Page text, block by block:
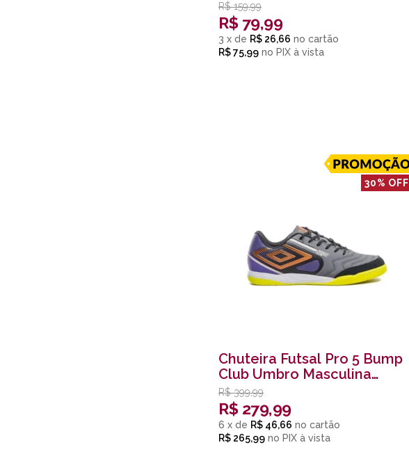
R$ 159,99
R$ 79,99
3 x de R$ 26,66
R$ 75,99 no PIX
30% OFF
Chuteira Futsal Pro 5 Bump
Club Umbro Masculina
Grafite e Preto
R$ 399,99
R$ 279,99
6 x de R$ 46,66
R$ 265,99 no PIX